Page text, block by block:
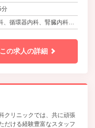
院は日本透析医学会の教育
です。 透析未経験でも可。
教えします。チャレンジし
んか！
分
循環器内科、腎臓内科、
この求人の詳細
クリニックでは、共に頑張
だける経験豊富なスタッフ